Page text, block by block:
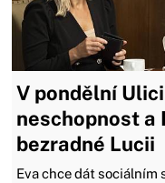
V pondělní
neschopnost a
bezradné Lucii
Eva chce dát sociálním